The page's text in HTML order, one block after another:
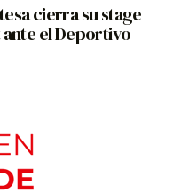
cierra su stage
el Deportivo